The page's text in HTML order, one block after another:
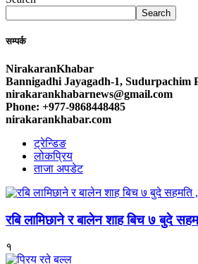
Search
सम्पर्क
NirakaranKhabar
Bannigadhi Jayagadh-1, Sudurpachim
nirakarankhabarnews@gmail.com
Phone: +977-9868448485
nirakarankhabar.com
ट्रेन्डिङ
लोकप्रिय
ताजा अपडेट
रबि लामिछाने र बालेन शाह बिच ७ बुदे
१